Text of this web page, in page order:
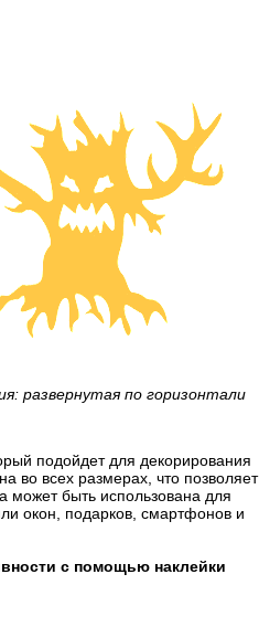
развернутая по горизонтали
подойдет для декорирования
во всех размерах, что позволяет
может быть использована для
окон, подарков, смартфонов и
с помощью наклейки